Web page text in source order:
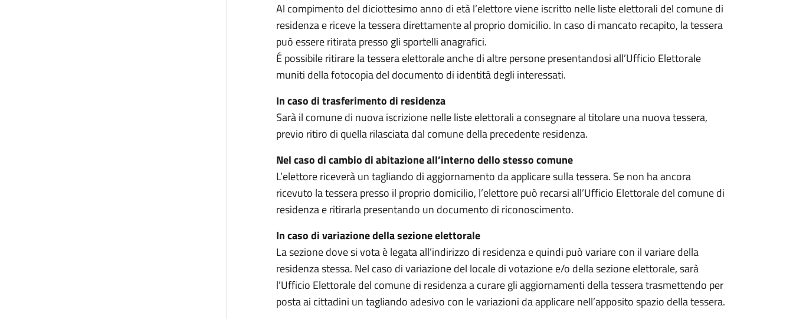
Al compimento del diciottesimo anno di età l’elettore viene iscritto nelle liste elettorali del comune di
residenza e riceve la tessera direttamente al proprio domicilio. In caso di mancato recapito, la tessera
può essere ritirata presso gli sportelli anagrafici.
É possibile ritirare la tessera elettorale anche di altre persone presentandosi all’Ufficio Elettorale
muniti della fotocopia del documento di identità degli interessati.
In caso di trasferimento di residenza
Sarà il comune di nuova iscrizione nelle liste elettorali a consegnare al titolare una nuova tessera,
previo ritiro di quella rilasciata dal comune della precedente residenza.
Nel caso di cambio di abitazione all’interno dello stesso comune
L’elettore riceverà un tagliando di aggiornamento da applicare sulla tessera. Se non ha ancora
ricevuto la tessera presso il proprio domicilio, l’elettore può recarsi all’Ufficio Elettorale del comune di
residenza e ritirarla presentando un documento di riconoscimento.
In caso di variazione della sezione elettorale
La sezione dove si vota è legata all’indirizzo di residenza e quindi può variare con il variare della
residenza stessa. Nel caso di variazione del locale di votazione e/o della sezione elettorale, sarà
l’Ufficio Elettorale del comune di residenza a curare gli aggiornamenti della tessera trasmettendo per
posta ai cittadini un tagliando adesivo con le variazioni da applicare nell’apposito spazio della tessera.